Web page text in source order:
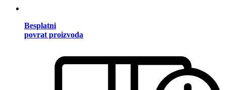
Besplatni
povrat proizvoda